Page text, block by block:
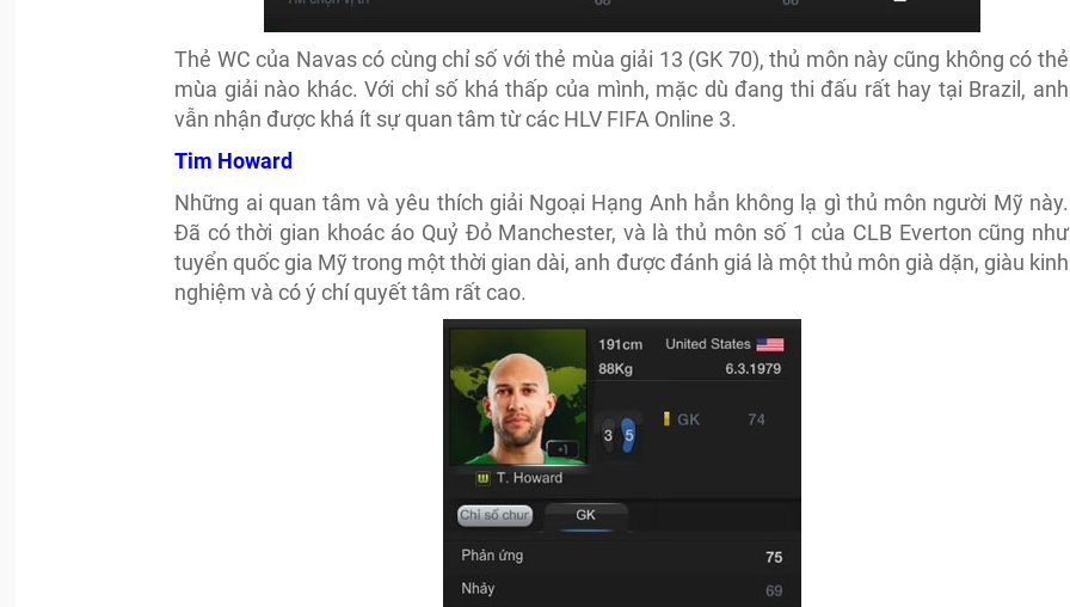
Thẻ WC của Navas có cùng chỉ số với thẻ mùa giải 13 (GK 70), thủ môn này cũng không có thẻ
mùa giải nào khác. Với chỉ số khá thấp của mình, mặc dù đang thi đấu rất hay tại Brazil, anh
vẫn nhận được khá ít sự quan tâm từ các HLV FIFA Online 3.
Tim Howard
Những ai quan tâm và yêu thích giải Ngoại Hạng Anh hẳn không lạ gì thủ môn người Mỹ này.
Đã có thời gian khoác áo Quỷ Đỏ Manchester, và là thủ môn số 1 của CLB Everton cũng như
tuyển quốc gia Mỹ trong một thời gian dài, anh được đánh giá là một thủ môn già dặn, giàu kinh
nghiệm và có ý chí quyết tâm rất cao.